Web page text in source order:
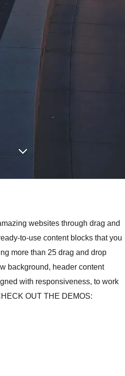
websites through drag and
to-use content blocks that you
more than 25 drag and drop
background, header content
with responsiveness, to work
OUT THE DEMOS: